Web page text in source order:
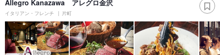
Allegro Kanazawa アレグロ金沢
イタリアン・フレンチ 片町